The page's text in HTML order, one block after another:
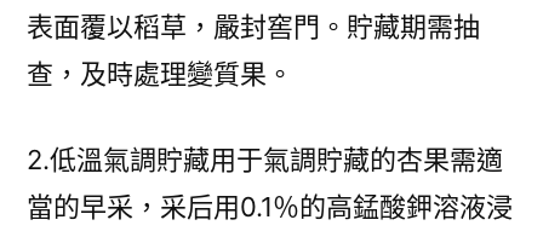
表面覆以稻草，嚴封窖門。貯藏期需抽
查，及時處理變質果。
2.低溫氣調貯藏用于氣調貯藏的杏果需適
當的早采，采后用0.1％的高錳酸鉀溶液浸